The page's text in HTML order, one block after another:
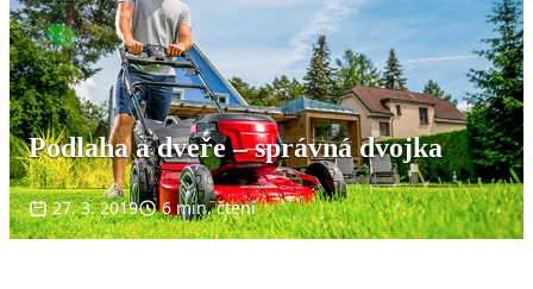
Podlaha a dveře – správná dvojka
27. 3. 2019 6 min. čtení